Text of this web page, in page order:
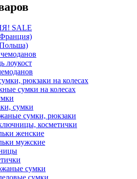
SALE
лоукост
рюкзаки на колесах
сумки на колесах
сумки
сумки, рюкзаки
косметички
женские
мужские
сумки